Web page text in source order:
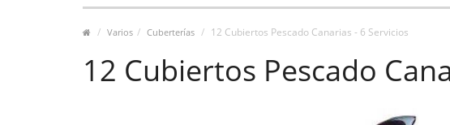
Varios Cuberterías 12 Cubiertos Pescado Canarias - 6 Servicios
12 Cubiertos Pescado